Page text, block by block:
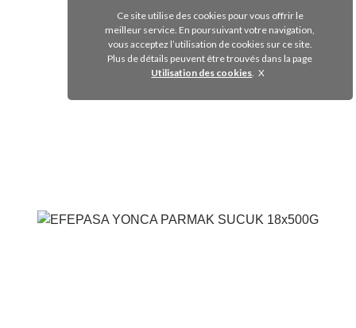
Ce site utilise des cookies pour vous offrir le
meilleur service. En poursuivant votre navigation,
vous acceptez l’utilisation de cookies sur ce site.
Plus de détails peuvent être trouvés dans la page
Utilisation des cookies.